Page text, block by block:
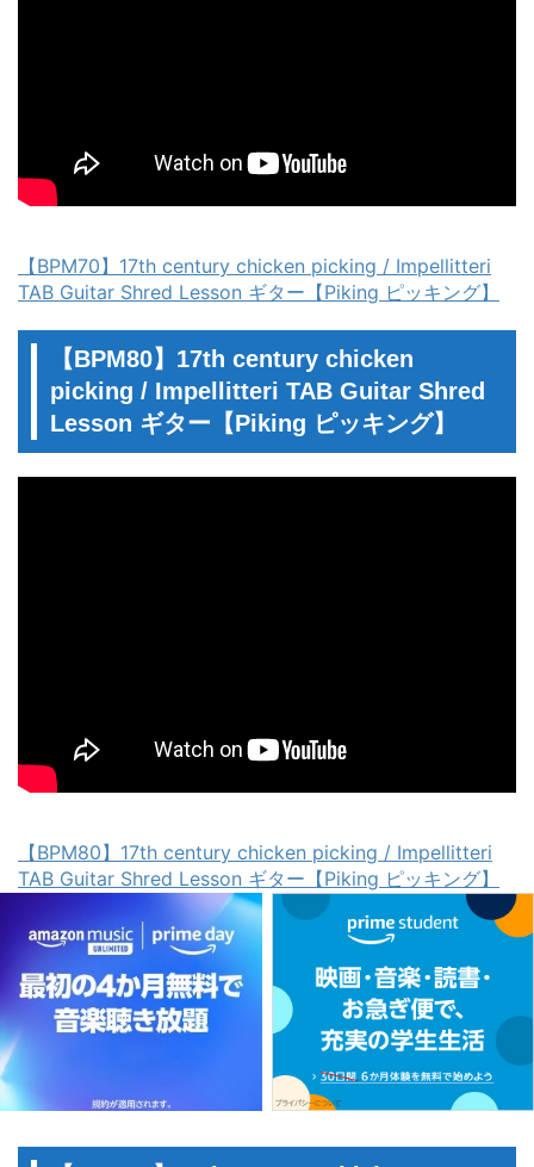
【BPM70】17th century chicken picking / Impellitteri
TAB Guitar Shred Lesson ギター【Piking ピッキング】
【BPM80】17th century chicken
picking / Impellitteri TAB Guitar Shred
Lesson ギター【Piking ピッキング】
【BPM80】17th century chicken picking / Impellitteri
TAB Guitar Shred Lesson ギター【Piking ピッキング】